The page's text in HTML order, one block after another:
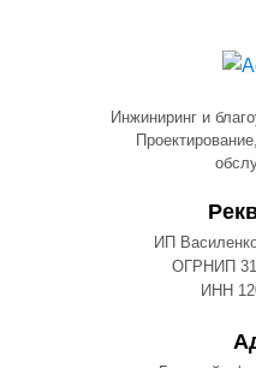
Инжиниринг и
ИП
ОГРНИП
ИНН